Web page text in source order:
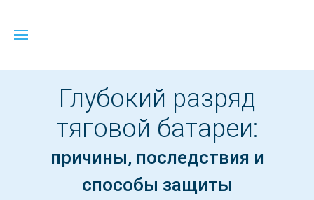
Глубокий разряд
тяговой батареи:
причины, последствия и
способы защиты